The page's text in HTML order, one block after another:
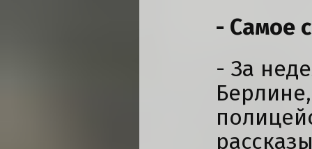
- Самое
- За